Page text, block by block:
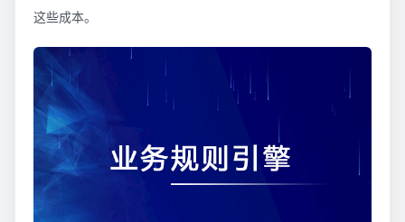
这些成本。